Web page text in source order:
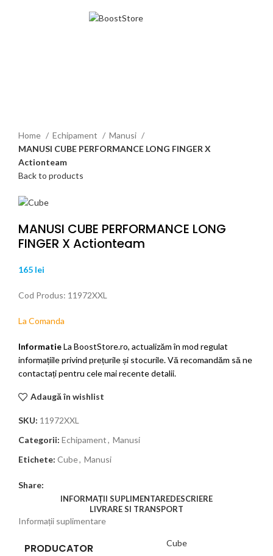
Home Echipament
Manusi
MANUSI CUBE PERFORMANCE LONG FINGER X
Actionteam
Back to products
MANUSI CUBE PERFORMANCE LONG
FINGER X Actionteam
165 lei
Cod Produs: 11972XXL
La Comanda
InformatieLa BoostStore.ro, actualizăm în mod regulat
informațiile privind prețurile și stocurile. Vă recomandăm să ne
contactați pentru cele mai recente detalii.
Adaugă în wishlist
SKU: 11972XXL
Categorii: Echipament, Manusi
Etichete: Cube, Manusi
Share:
INFORMAȚII SUPLIMENTAREDESCRIERE
LIVRARE SI TRANSPORT
Informații suplimentare
PRODUCATOR Cube